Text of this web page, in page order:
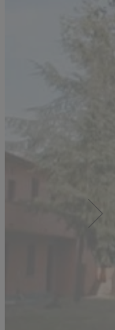
Sie eine
erhalten Sie
Optionen und
Analytische-
Inhalte.